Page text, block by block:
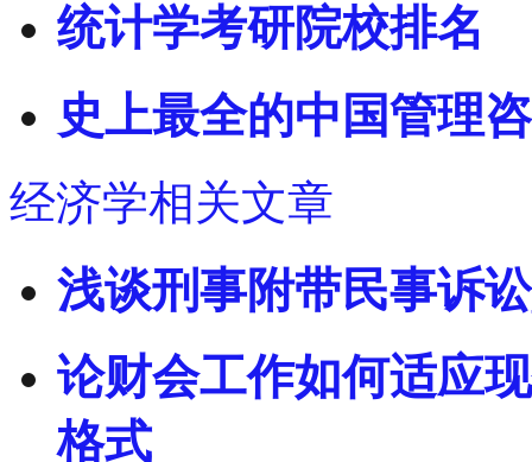
统计学考研院校排名
史上最全的中国管理
经济学相关文章
浅谈刑事附带民事诉
论财会工作如何适应
格式